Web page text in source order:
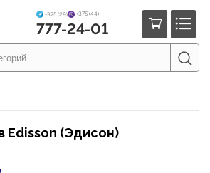
+375 (29) +375 (44)
777-24-01
Edisson (Эдисон)